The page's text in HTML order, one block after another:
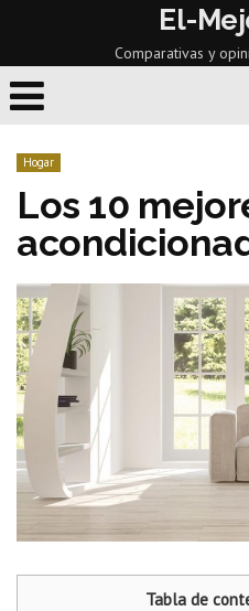
El-
Comparativas y
Hogar
Los 10
Tabla de